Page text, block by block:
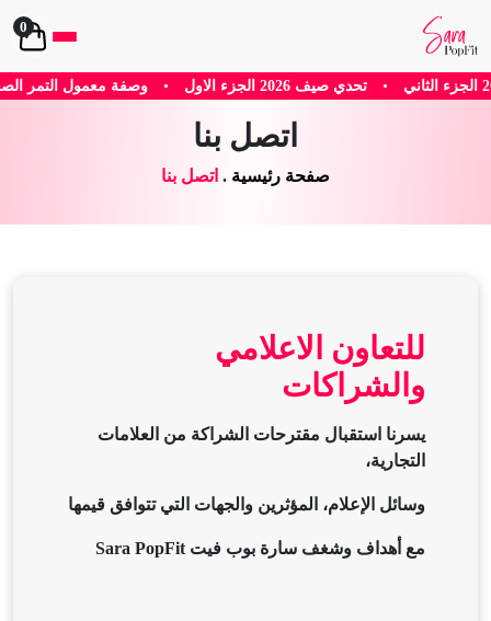
0
• تحدي صيف 2026 الجزء الاول • وصفة معمول التمر
اتصل بنا
صفحة رئيسية . اتصل بنا
للتعاون الاعلامي
والشراكات
يسرنا استقبال مقترحات الشراكة من العلامات
التجارية،
وسائل الإعلام، المؤثرين والجهات التي تتوافق قيمها
مع أهداف وشغف سارة بوب فيت Sara PopFit